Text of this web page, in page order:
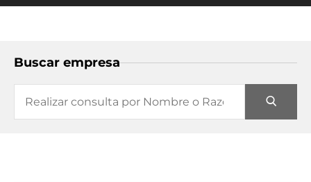
Buscar empresa